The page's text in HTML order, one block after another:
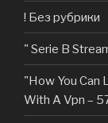
! Без рубрики
"️ Serie B
"How You Can
With A Vpn –